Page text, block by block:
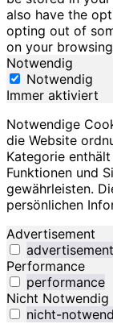
also have the
opting out of
on your
Notwendig
Notwendig
Immer aktiviert
Notwendige
die Website
Kategorie
Funktionen und
gewährleisten.
persönlichen
Advertisement
advertisement
Performance
performance
Nicht Notwendig
nicht-